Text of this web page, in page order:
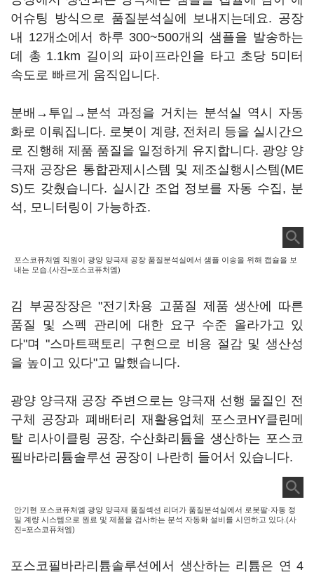
어슈팅 방식으로 품질분석실에 보내지는데요. 공장
내 12개소에서 하루 300~500개의 샘플을 발송하는
데 총 1.1km 길이의 파이프라인을 타고 초당 5미터
속도로 빠르게 움직입니다.
분배→투입→분석 과정을 거치는 분석실 역시 자동
화로 이뤄집니다. 로봇이 계량, 전처리 등을 실시간으
로 진행해 제품 품질을 일정하게 유지합니다. 광양 양
극재 공장은 통합관제시스템 및 제조실행시스템(ME
S)도 갖췄습니다. 실시간 조업 정보를 자동 수집, 분
석, 모니터링이 가능하죠.
포스코퓨처엠 직원이 광양 양극재 공장 품질분석실에서 샘플 이송을 위해 캡슐을 보
내는 모습.(사진=포스코퓨처엠)
김 부공장장은 "전기차용 고품질 제품 생산에 따른
품질 및 스펙 관리에 대한 요구 수준 올라가고 있
다"며 "스마트팩토리 구현으로 비용 절감 및 생산성
을 높이고 있다"고 말했습니다.
광양 양극재 공장 주변으로는 양극재 선행 물질인 전
구체 공장과 폐배터리 재활용업체 포스코HY클린메
탈 리사이클링 공장, 수산화리튬을 생산하는 포스코
필바라리튬솔루션 공장이 나란히 들어서 있습니다.
안기현 포스코퓨처엠 광양 양극재 품질섹션 리더가 품질분석실에서 로봇팔·자동 정
밀 계량 시스템으로 원료 및 제품을 검사하는 분석 자동화 설비를 시연하고 있다.(사
진=포스코퓨처엠)
포스코필바라리튬솔루션에서 생산하는 리튬은 연 4